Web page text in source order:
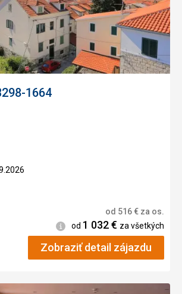
1664
od 516€ za os.
Informácie
od 1 032€ za všetkých
Zobraziť detail zájazdu